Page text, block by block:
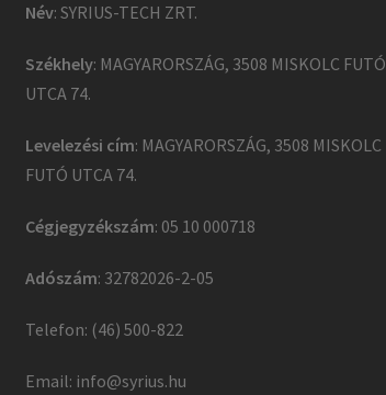
Név: SYRIUS-TECH ZRT.
Székhely: MAGYARORSZÁG, 3508 MISKOLC FUTÓ
UTCA 74.
Levelezési cím: MAGYARORSZÁG, 3508 MISKOLC
FUTÓ UTCA 74.
Cégjegyzékszám: 05 10 000718
Adószám: 32782026-2-05
Telefon: (46) 500-822
Email: info@syrius.hu